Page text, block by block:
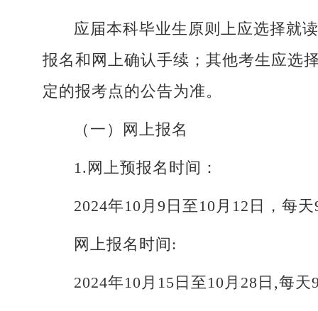
应届本科毕业生原则上应选择就
报名和网上确认手续；其他考生应选
定的报考点的公告为准。
（一）网上报名
1. 网上预报名时间：
2024年10月9日至10月12日，每
网上报名时间:
2024年10月15日至10月28日,每天